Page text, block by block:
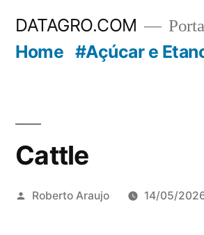
DATAGRO.COM
Home #Açúcar e
Cattle
Publicado
Roberto Araujo 14/05/